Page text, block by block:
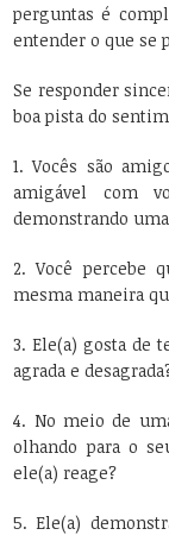
perguntas é
entender o que se
Se responder
boa pista do
1. Vocês são
amigável com
demonstrando
2. Você percebe
mesma maneira
3. Ele(a) gosta de
agrada e
4. No meio de
olhando para o
ele(a) reage?
5. Ele(a)